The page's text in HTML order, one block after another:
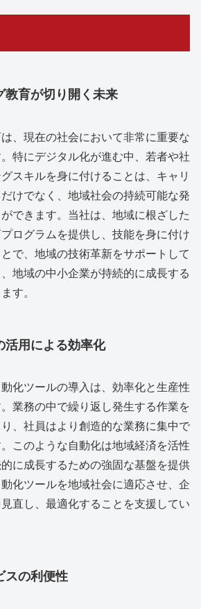
教育が切り開く未来
、現在の社会において非常に重要な
特にデジタル化が進む中、若者や社
スキルを身に付けることは、キャリ
けでなく、地域社会の持続可能な発
できます。当社は、地域に根ざした
ログラムを提供し、技能を身に付け
で、地域の技術革新をサポートして
地域の中小企業が持続的に成長する
す。
活用による効率化
化ツールの導入は、効率化と生産性
業務の中で繰り返し発生する作業を
、社員はより創造的な業務に集中で
このような自動化は地域経済を活性
に成長するための強固な基盤を提供
化ツールを地域社会に適応させ、企
直し、最適化することを支援してい
スの利便性